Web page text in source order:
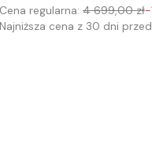
Cena regularna: 4 699,00 zł-
Najniższa cena z 30 dni